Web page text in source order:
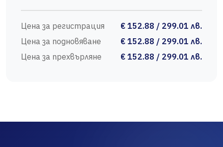
Цена за регистрация
€ 152.88 / 299.01 лв.
Цена за подновяване
€ 152.88 / 299.01 лв.
Цена за прехвърляне
€ 152.88 / 299.01 лв.